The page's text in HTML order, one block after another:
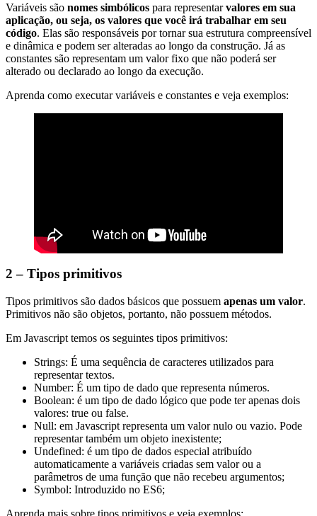
Variáveis são nomes simbólicos para representarvalores em sua
aplicação, ou seja, os valores que você irá trabalhar em seu
código. Elas são responsáveis por tornar sua estrutura compreensível
e dinâmica e podem ser alteradas ao longo da construção. Já as
constantes são representam um valor fixo que não poderá ser
alterado ou declarado ao longo da execução.
Aprenda como executar variáveis e constantes e veja exemplos:
2 – Tipos primitivos
Tipos primitivos são dados básicos que possuem apenas um valor.
Primitivos não são objetos, portanto, não possuem métodos.
Em Javascript temos os seguintes tipos primitivos:
Strings: É uma sequência de caracteres utilizados para
representar textos.
Number: É um tipo de dado que representa números.
Boolean: é um tipo de dado lógico que pode ter apenas dois
valores: true ou false.
Null: em Javascript representa um valor nulo ou vazio. Pode
representar também um objeto inexistente;
Undefined: é um tipo de dados especial atribuído
automaticamente a variáveis criadas sem valor ou a
parâmetros de uma função que não recebeu argumentos;
Symbol: Introduzido no ES6;